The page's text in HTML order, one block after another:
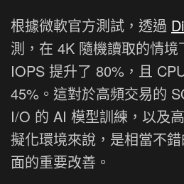
根據微軟官方測試，透過
測，在 4K 隨機讀取的情
IOPS 提升了 80%，且
45%。這對於高頻交易的
I/O 的 AI 模型訓練，以及
擬化環境來說，是相當不
面的重要改善。